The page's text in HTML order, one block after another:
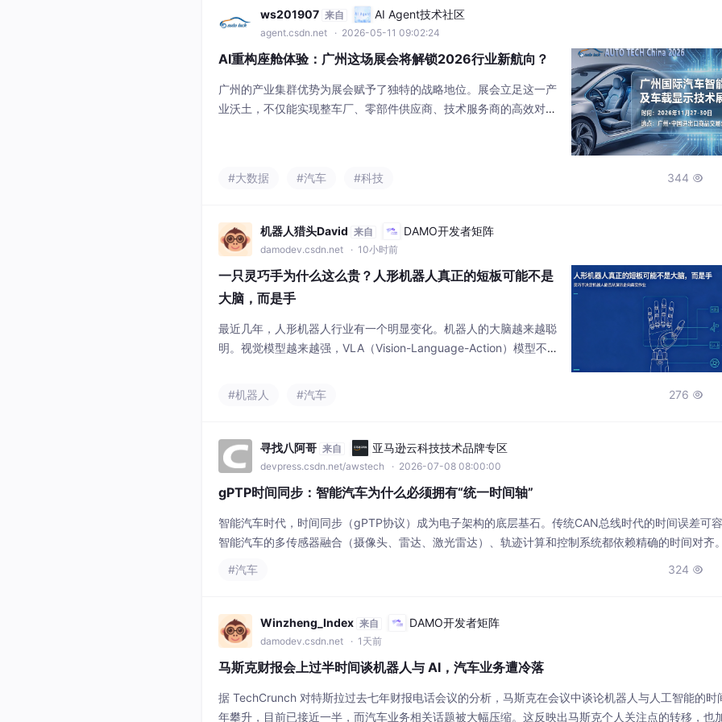
ws201907 来自 AI Agent技术社区
agent.csdn.net · 2026-05-11 09:02:24
AI重构座舱体验：广州这场展会将解锁2026行业新航向？
广州的产业集群优势为展会赋予了独特的战略地位。展会立足这一产
业沃土，不仅能实现整车厂、零部件供应商、技术服务商的高效对
显示技术展览会将在广州·中国进出口商品交易会展馆D区启幕，这场
#大数据 #汽车 #科技 344 
机器人猎头David 来自 DAMO开发者矩阵
damodev.csdn.net · 10小时前
一只灵巧手为什么这么贵？人形机器人真正的短板可能不是
大脑，而是手
最近几年，人形机器人行业有一个明显变化。机器人的大脑越来越聪
明。视觉模型越来越强，VLA（Vision-Language-Action）模型不断
务。但真正走向商业化时，很多企业发现：机器人最难突破的地方，
需要感知力度、调
#机器人 #汽车 276 
寻找八阿哥 来自 亚马逊云科技技术品牌专区
devpress.csdn.net/awstech · 2026-07-08 08:00:00
gPTP时间同步：智能汽车为什么必须拥有“统一时间轴”
智能汽车时代，时间同步（gPTP协议）成为电子架构的底层基石。传统CAN总线时代的时间误差可
智能汽车的多传感器融合（摄像头、雷达、激光雷达）、轨迹计算和控制系统都依赖精确的时间对齐
通过主时钟、从时钟和交换机的协同，构建全网共享的时间体系，解决硬件时间戳不一致、网络延迟
#汽车 324 
Winzheng_Index 来自 DAMO开发者矩阵
damodev.csdn.net · 1天前
马斯克财报会上过半时间谈机器人与 AI，汽车业务遭冷落
据 TechCrunch 对特斯拉过去七年财报电话会议的分析，马斯克在会议中谈论机器人与人工智能的时
年攀升，目前已接近一半，而汽车业务相关话题被大幅压缩。这反映出马斯克个人关注点的转移，也